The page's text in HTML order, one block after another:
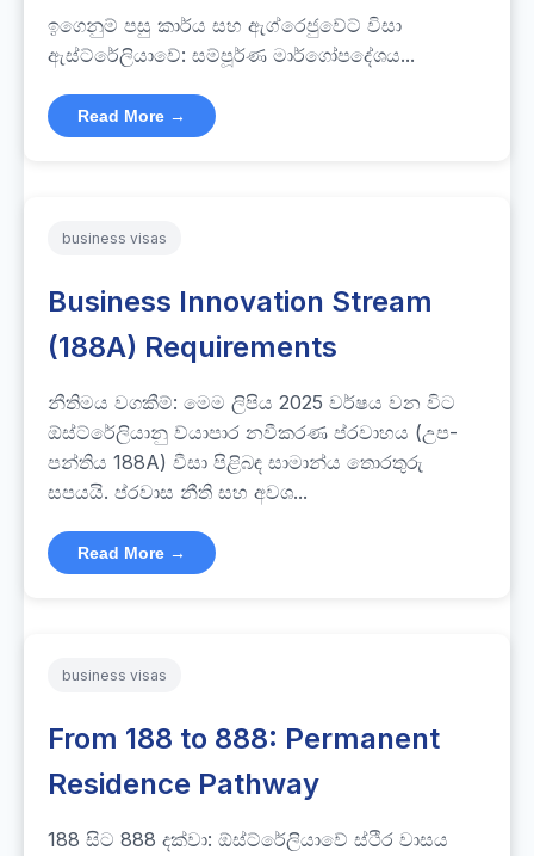
ඉගෙනුම් පසු කාර්ය සහ ඇග්රෙජුවේට් විසා
ඇස්ට්රේලියාවේ: සම්පූර්ණ මාර්ගෝපදේශය...
Read More →
business visas
Business Innovation Stream
(188A) Requirements
නීතිමය වගකීම්: මෙම ලිපිය 2025 වර්ෂය වන විට
ඕස්ට්රේලියානු ව්යාපාර නවීකරණ ප්රවාහය (උප-
පන්තිය 188A) වීසා පිළිබඳ සාමාන්ය තොරතුරු
සපයයි. ප්රවාස නීති සහ අවශ...
Read More →
business visas
From 188 to 888: Permanent
Residence Pathway
188 සිට 888 දක්වා: ඕස්ට්රේලියාවේ ස්ථිර වාසය